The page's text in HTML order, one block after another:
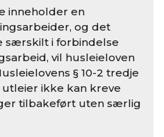
inneholder en
og det
særskilt i forbindelse
vil husleieloven
§ 10-2 tredje
ikke kan kreve
tilbakeført uten særlig